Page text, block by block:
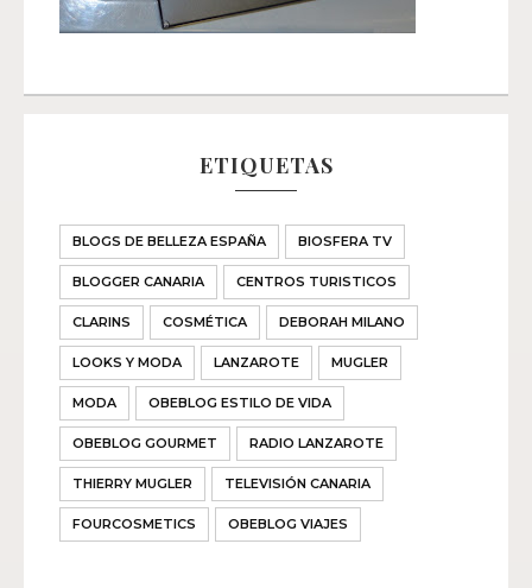
ETIQUETAS
BLOGS DE BELLEZA ESPAÑA BIOSFERA TV
BLOGGER CANARIA CENTROS TURISTICOS
CLARINS COSMÉTICA DEBORAH MILANO
LOOKS Y MODA LANZAROTE MUGLER
MODA OBEBLOG ESTILO DE VIDA
OBEBLOG GOURMET RADIO LANZAROTE
THIERRY MUGLER TELEVISIÓN CANARIA
FOURCOSMETICS OBEBLOG VIAJES